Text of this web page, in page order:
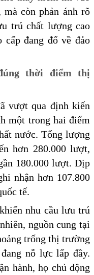
còn phản ánh rõ
trú chất lượng cao
cấp đang đổ về đảo
thời điểm thị
vượt qua định kiến
một trong hai điểm
nước. Tổng lượng
hơn 280.000 lượt,
180.000 lượt. Dịp
nhận hơn 107.800
tế.
nhu cầu lưu trú
nguồn cung tại
trống thị trường
nỗ lực lấp đầy.
hành, họ chủ động